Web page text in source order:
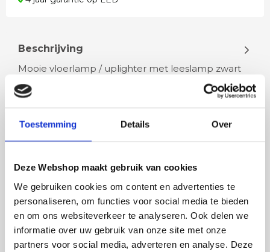
Toestemming Details Over
Deze Webshop maakt gebruik van cookies
We gebruiken cookies om content en advertenties te
personaliseren, om functies voor social media te bieden
en om ons websiteverkeer te analyseren. Ook delen we
informatie over uw gebruik van onze site met onze
partners voor social media, adverteren en analyse. Deze
Beschrijving
Mooie vloerlamp / uplighter met leeslamp zwart
Uplighter incl. 1 x 32 watt LED en leeslamp 1 x 6
watt LED Dit is te vergeli…
Rian
Fijne site waar ik een mooie
lamp heb uitgekozen en
Anne
Het bestellen,
leveren verliep vlot en